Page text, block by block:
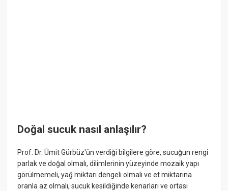
Doğal sucuk nasıl anlaşılır?
Prof. Dr. Ümit Gürbüz'ün verdiği bilgilere göre, sucuğun rengi
parlak ve doğal olmalı, dilimlerinin yüzeyinde mozaik yapı
görülmemeli, yağ miktarı dengeli olmalı ve et miktarına
oranla az olmalı, sucuk kesildiğinde kenarları ve ortası